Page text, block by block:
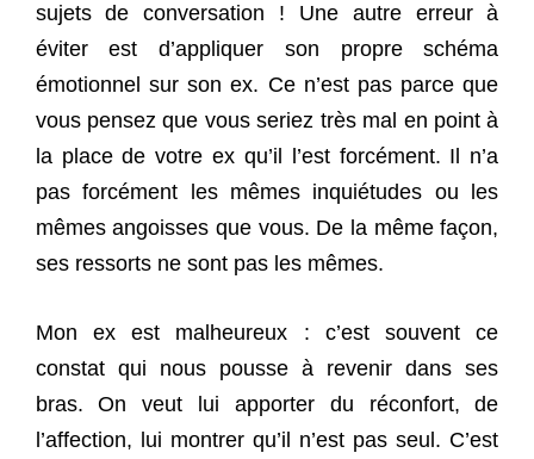
sujets de conversation ! Une autre erreur à
éviter est d’appliquer son propre schéma
émotionnel sur son ex. Ce n’est pas parce que
vous pensez que vous seriez très mal en point à
la place de votre ex qu’il l’est forcément. Il n’a
pas forcément les mêmes inquiétudes ou les
mêmes angoisses que vous. De la même façon,
ses ressorts ne sont pas les mêmes.
Mon ex est malheureux : c’est souvent ce
constat qui nous pousse à revenir dans ses
bras. On veut lui apporter du réconfort, de
l’affection, lui montrer qu’il n’est pas seul. C’est